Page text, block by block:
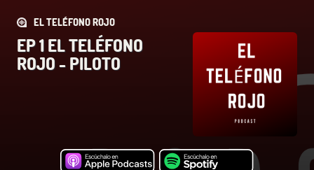
EL TELÉFONO ROJO
EP 1 EL TELÉFONO
ROJO - PILOTO